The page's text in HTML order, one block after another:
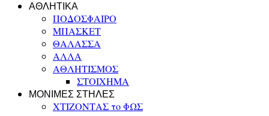
ΑΘΛΗΤΙΚΑ
ΠΟΔΟΣΦΑΙΡΟ
ΜΠΑΣΚΕΤ
ΘΑΛΑΣΣΑ
ΑΛΛΑ
ΑΘΛΗΤΙΣΜΟΣ
ΣΤΟΙΧΗΜΑ
ΜΟΝΙΜΕΣ ΣΤΗΛΕΣ
ΧΤΙΖΟΝΤΑΣ το ΦΩΣ